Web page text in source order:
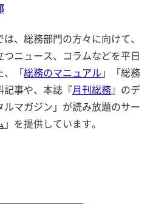
、総務部門の方々に向けて、
ニュース、コラムなどを平日
、「総務のマニュアル 」「総務
記事や、本誌『月刊総務』のデ
マガジン」が読み放題のサー
」を提供しています。